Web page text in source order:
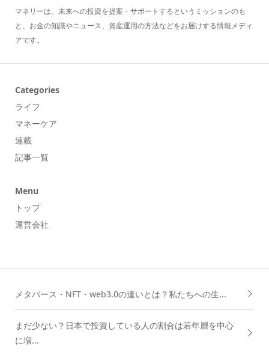
マネリーは、未来への投資を提案・サポートするというミッションのも
と、お金の知識やニュース、資産運用の方法などをお届けする情報メディ
アです。
Categories
ライフ
マネーケア
連載
記事一覧
Menu
トップ
運営会社
メタバース・NFT・web3.0の違いとは？私たちへの生...
まだ少ない？日本で投資している人の割合は若年層を中心
に増...